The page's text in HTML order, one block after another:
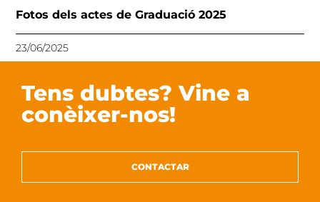
Fotos dels actes de Graduació 2025
23/06/2025
Tens dubtes? Vine a
conèixer-nos!
CONTACTAR